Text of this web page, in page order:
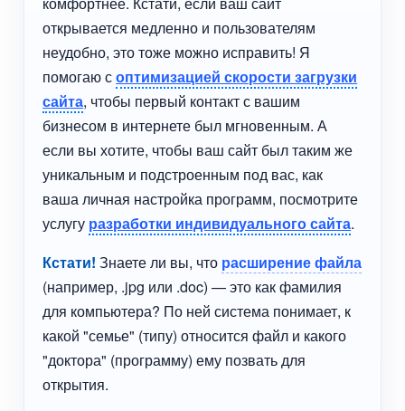
открывается медленно и пользователям
неудобно, это тоже можно исправить! Я
помогаю соптимизацией скорости загрузки
сайта, чтобы первый контакт с вашим
бизнесом в интернете был мгновенным. А
если вы хотите, чтобы ваш сайт был таким же
уникальным и подстроенным под вас, как
ваша личная настройка программ, посмотрите
услугу разработки индивидуального сайта.
Кстати! Знаете ли вы, что расширение файла
(например, .jpg или .doc) — это как фамилия
для компьютера? По ней система понимает, к
какой "семье" (типу) относится файл и какого
"доктора" (программу) ему позвать для
открытия.